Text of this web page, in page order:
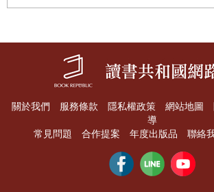
事，其實很少人會提起：想買車票但不知
非他們刻意不說，而是他們根本不記得。
不只老年人才這樣，其實我們一般人的
是處在不好不壞的狀態。多愁善感的人雖
緒，但平時還是偏向正面的。之所以會這
活著的人都知道自己終將一死。知道自己
關於我們 服務條款 隱私權政策 網站地圖
導
常見問題
合作提案 年度出版品 聯絡